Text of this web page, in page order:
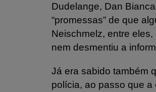
Dudelange, Dan
“promessas” de que
Neischmelz, entre
nem desmentiu a
Já era sabido também
polícia, ao passo que a